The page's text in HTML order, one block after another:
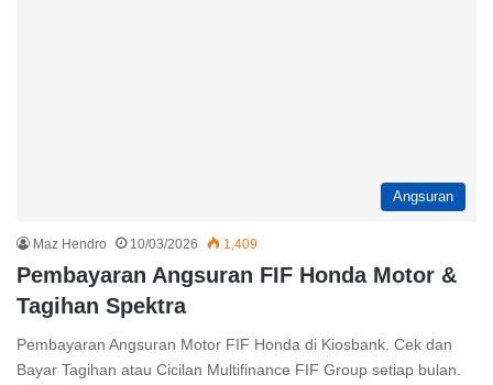
Angsuran
Maz Hendro 10/03/2026 1,409
Pembayaran Angsuran FIF Honda Motor &
Tagihan Spektra
Pembayaran Angsuran Motor FIF Honda di Kiosbank. Cek dan
Bayar Tagihan atau Cicilan Multifinance FIF Group setiap bulan.